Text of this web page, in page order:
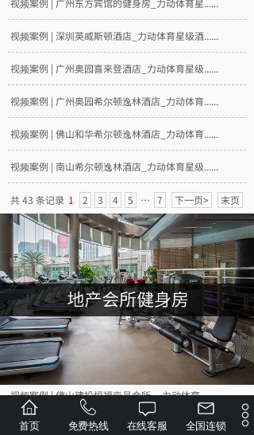
视频案例 | 佛山建投恒福壹号会所__力动体育......
视频案例 | 精筑中海广佛大境健身殿堂，重塑高......
视频案例 | 广州东方宾馆的健身房_力动体育星......
视频案例 | 深圳英威斯顿酒店_力动体育星级酒......
视频案例 | 广州奥园喜来登酒店_力动体育星级......
视频案例 | 广州奥园希尔顿逸林酒店_力动体育......
视频案例 | 佛山和华希尔顿逸林酒店_力动体育......
视频案例 | 南山希尔顿逸林酒店_力动体育星级......
共 43 条记录 1 2 3 4 5 … 7 下一页> 末页
首页 免费热线 在线客服 全国连锁